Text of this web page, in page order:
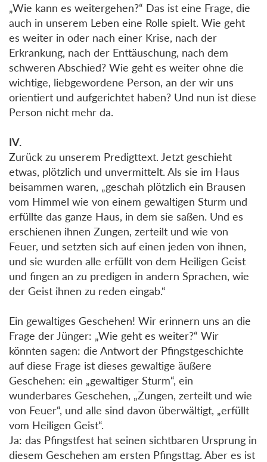
„Wie kann es weitergehen?“ Das ist eine Frage, die
auch in unserem Leben eine Rolle spielt. Wie geht
es weiter in oder nach einer Krise, nach der
Erkrankung, nach der Enttäuschung, nach dem
schweren Abschied? Wie geht es weiter ohne die
wichtige, liebgewordene Person, an der wir uns
orientiert und aufgerichtet haben? Und nun ist diese
Person nicht mehr da.
IV.
Zurück zu unserem Predigttext. Jetzt geschieht
etwas, plötzlich und unvermittelt. Als sie im Haus
beisammen waren, „geschah plötzlich ein Brausen
vom Himmel wie von einem gewaltigen Sturm und
erfüllte das ganze Haus, in dem sie saßen. Und es
erschienen ihnen Zungen, zerteilt und wie von
Feuer, und setzten sich auf einen jeden von ihnen,
und sie wurden alle erfüllt von dem Heiligen Geist
und fingen an zu predigen in andern Sprachen, wie
der Geist ihnen zu reden eingab.“
Ein gewaltiges Geschehen! Wir erinnern uns an die
Frage der Jünger: „Wie geht es weiter?“ Wir
könnten sagen: die Antwort der Pfingstgeschichte
auf diese Frage ist dieses gewaltige äußere
Geschehen: ein „gewaltiger Sturm“, ein
wunderbares Geschehen, „Zungen, zerteilt und wie
von Feuer“, und alle sind davon überwältigt, „erfüllt
vom Heiligen Geist“.
Ja: das Pfingstfest hat seinen sichtbaren Ursprung in
diesem Geschehen am ersten Pfingsttag. Aber es ist